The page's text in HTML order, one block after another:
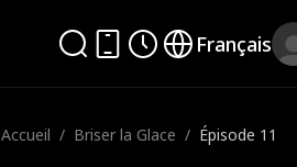
Français
Accueil / Briser la Glace / Épisode 11